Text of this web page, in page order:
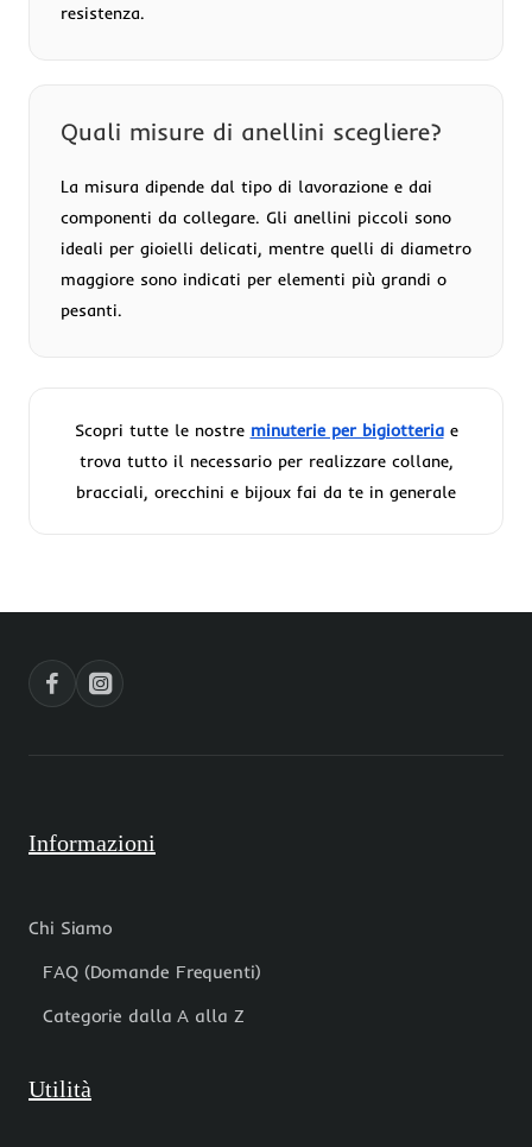
resistenza.
Quali misure di anellini scegliere?
La misura dipende dal tipo di lavorazione e dai
componenti da collegare. Gli anellini piccoli sono
ideali per gioielli delicati, mentre quelli di diametro
maggiore sono indicati per elementi più grandi o
pesanti.
Scopri tutte le nostre minuterie per bigiotteriae
trova tutto il necessario per realizzare collane,
bracciali, orecchini e bijoux fai da te in generale
Informazioni
Chi Siamo
FAQ (Domande Frequenti)
Categorie dalla A alla Z
Utilità